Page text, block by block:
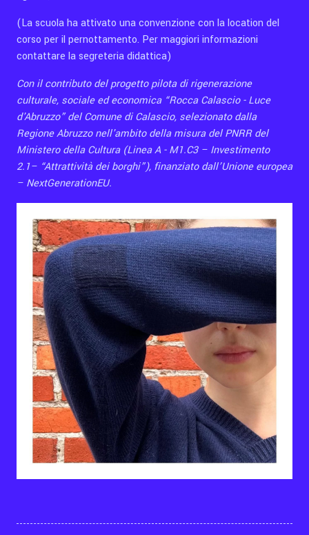
(La scuola ha attivato una convenzione con la location del
corso per il pernottamento. Per maggiori informazioni
contattare la segreteria didattica)
Con il contributo del progetto pilota di rigenerazione
culturale, sociale ed economica “Rocca Calascio - Luce
d'Abruzzo” del Comune di Calascio, selezionato dalla
Regione Abruzzo nell'ambito della misura del PNRR del
Ministero della Cultura (Linea A - M1.C3 – Investimento
2.1– “Attrattività dei borghi”), finanziato dall’Unione europea
– NextGenerationEU.